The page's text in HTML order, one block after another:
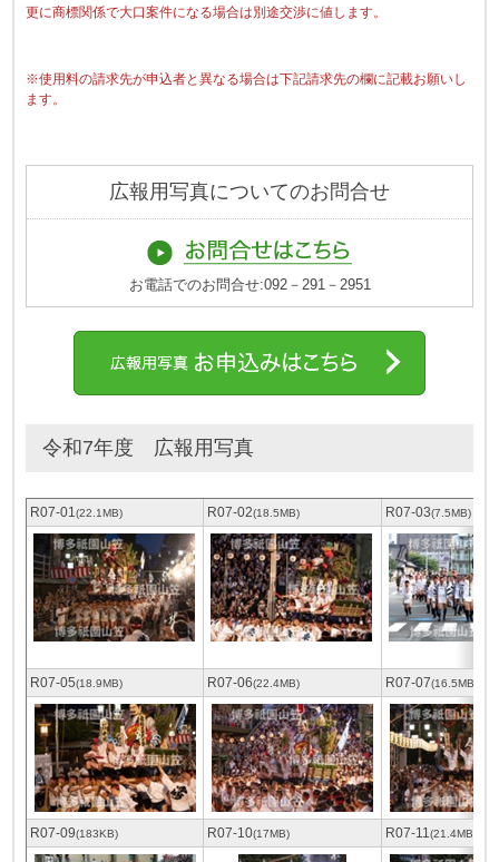
更に商標関係で大口案件になる場合は別途交渉に値します。
※使用料の請求先が申込者と異なる場合は下記請求先の欄に記載お願いし
ます。
広報用写真についてのお問合せ
お電話でのお問合せ:092－291－2951
令和7年度 広報用写真
R07-01(22.1MB) R07-02(18.5MB) R07-03(7.5MB)
R07-05(18.9MB) R07-06(22.4MB) R07-07(16.5MB)
R07-09(183KB) R07-10(17MB) R07-11(21.4MB)